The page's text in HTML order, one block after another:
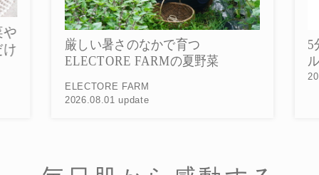
厳しい暑さのなかで育つ
ELECTORE FARMの夏野菜
ELECTORE FARM
2026.08.01 update
5